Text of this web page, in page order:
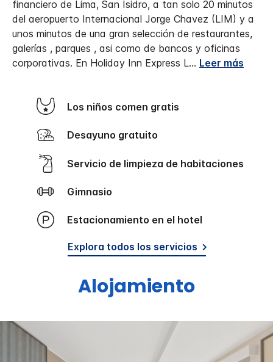
financiero de Lima, San Isidro, a tan solo 20 minutos
del aeropuerto Internacional Jorge Chavez (LIM) y a
unos minutos de una gran selección de restaurantes,
galerías , parques , asi como de bancos y oficinas
corporativas. En Holiday Inn Express L... Leer más
Los niños comen gratis
Desayuno gratuito
Servicio de limpieza de habitaciones
Gimnasio
Estacionamiento en el hotel
Explora todos los servicios
Alojamiento